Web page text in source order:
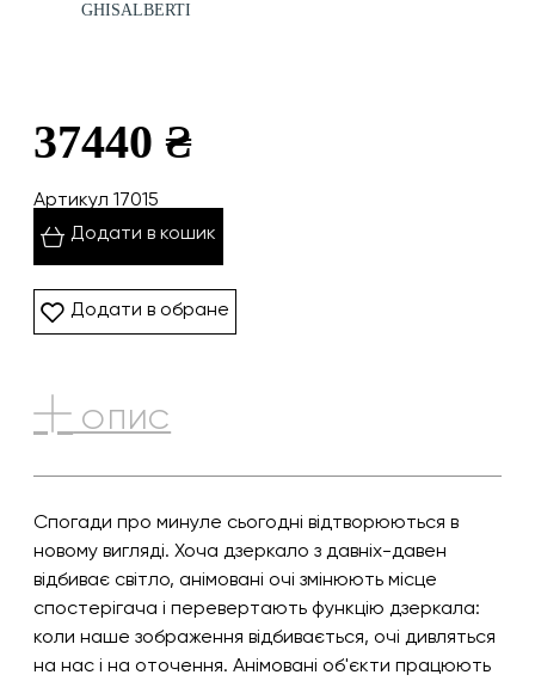
GHISALBERTI
37440 ₴
Артикул 17015
Додати в кошик
Додати в обране
ОПИС
Спогади про минуле сьогодні відтворюються в
новому вигляді. Хоча дзеркало з давніх-давен
відбиває світло, анімовані очі змінюють місце
спостерігача і перевертають функцію дзеркала:
коли наше зображення відбивається, очі дивляться
на нас і на оточення. Анімовані об'єкти працюють